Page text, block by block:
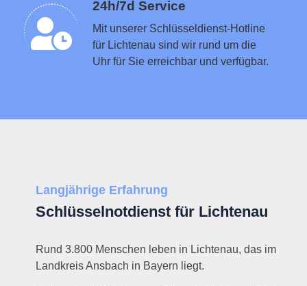
24h/7d Service
Mit unserer Schlüsseldienst-Hotline
für Lichtenau sind wir rund um die
Uhr für Sie erreichbar und verfügbar.
Langjährige Erfahrung
Schlüsselnotdienst für Lichtenau
Rund 3.800 Menschen leben in Lichtenau, das im
Landkreis Ansbach in Bayern liegt.